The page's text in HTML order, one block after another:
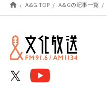
A&G TOP A&Gの記事一覧